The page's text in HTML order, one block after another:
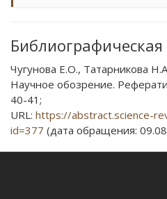
Библиографическая
Чугунова Е.О.,
Научное обозрение.
40-41;
URL: https://abstract.science-
id=377 (дата обращения: